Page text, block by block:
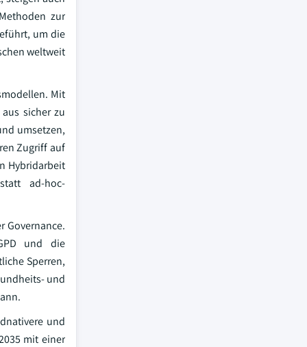
zur
um die
weltweit
Mit
sicher zu
umsetzen,
Zugriff auf
Hybridarbeit
ad-hoc-
Governance.
und die
Sperren,
und
und
mit einer